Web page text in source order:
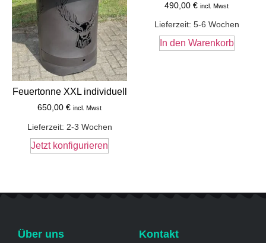
Feuertonne XXL individuell
650,00 € incl. Mwst
Lieferzeit: 2-3 Wochen
Jetzt konfigurieren
490,00 € incl. Mwst
Lieferzeit: 5-6 Wochen
In den Warenkorb
Über uns Kontakt